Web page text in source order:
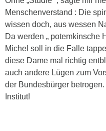
Menschenverstand : Die
wissen doch, aus wessen
Da werden „ potemkinsche
Michel soll in die Falle
diese Dame mal richtig
auch andere Lügen zum
der Bundesbürger
Institut!